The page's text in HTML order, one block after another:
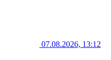
07.08.2026, 13:12